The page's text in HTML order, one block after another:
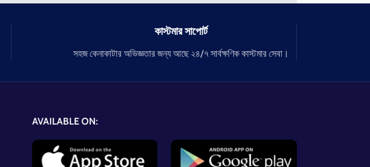
কাস্টমার সাপোর্ট
সহজ কেনাকাটার অভিজ্ঞতার জন্য আছে ২৪/৭ সার্বক্ষণিক কাস্টমার সেবা।
AVAILABLE ON: